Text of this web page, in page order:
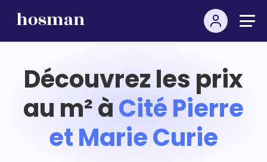
Découvrez les prix
au m² àCité Pierre
et Marie Curie